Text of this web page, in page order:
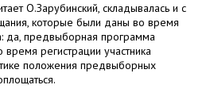
О.Зарубинский, складывалась и с
которые были даны во время
да, предвыборная программа
время регистрации участника
положения предвыборных